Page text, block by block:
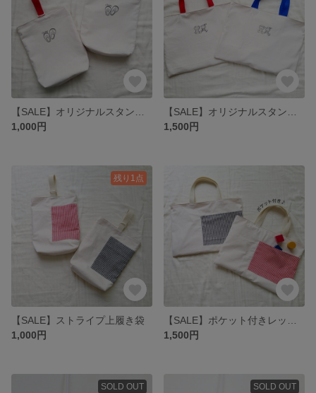
1,000円
1,500円
残り1点
【SALE】ストライプ上履き袋
1,000円
1,500円
SOLD OUT SOLD OUT